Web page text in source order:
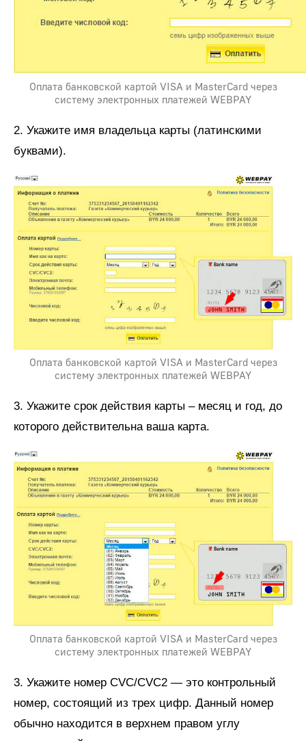
Оплата банковской картой VISA и MasterCard через
систему электронных платежей WEBPAY
2. Укажите имя владельца карты (латинскими
буквами).
Оплата банковской картой VISA и MasterCard через
систему электронных платежей WEBPAY
3. Укажите срок действия карты – месяц и год, до
которого действительна ваша карта.
Оплата банковской картой VISA и MasterCard через
систему электронных платежей WEBPAY
3. Укажите номер CVC/CVC2 — это контрольный
номер, состоящий из трех цифр. Данный номер
обычно находится в верхнем правом углу